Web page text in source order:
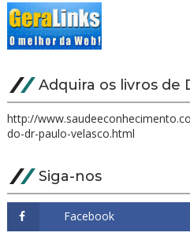
Adquira os livros de
http://
do-dr-paulo-velasco.html
Siga-nos